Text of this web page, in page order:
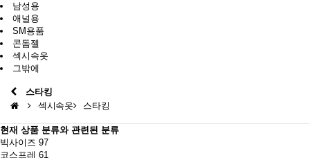
남성용
애널용
SM용품
콘돔젤
섹시속옷
그밖에
스타킹
섹시속옷
스타킹
현재 상품 분류와 관련된 분류
빅사이즈 97
코스프레 61